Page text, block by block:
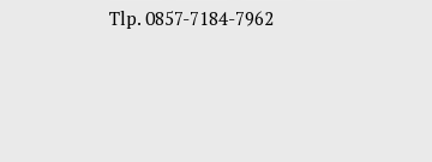
Tlp. 0857-7184-7962